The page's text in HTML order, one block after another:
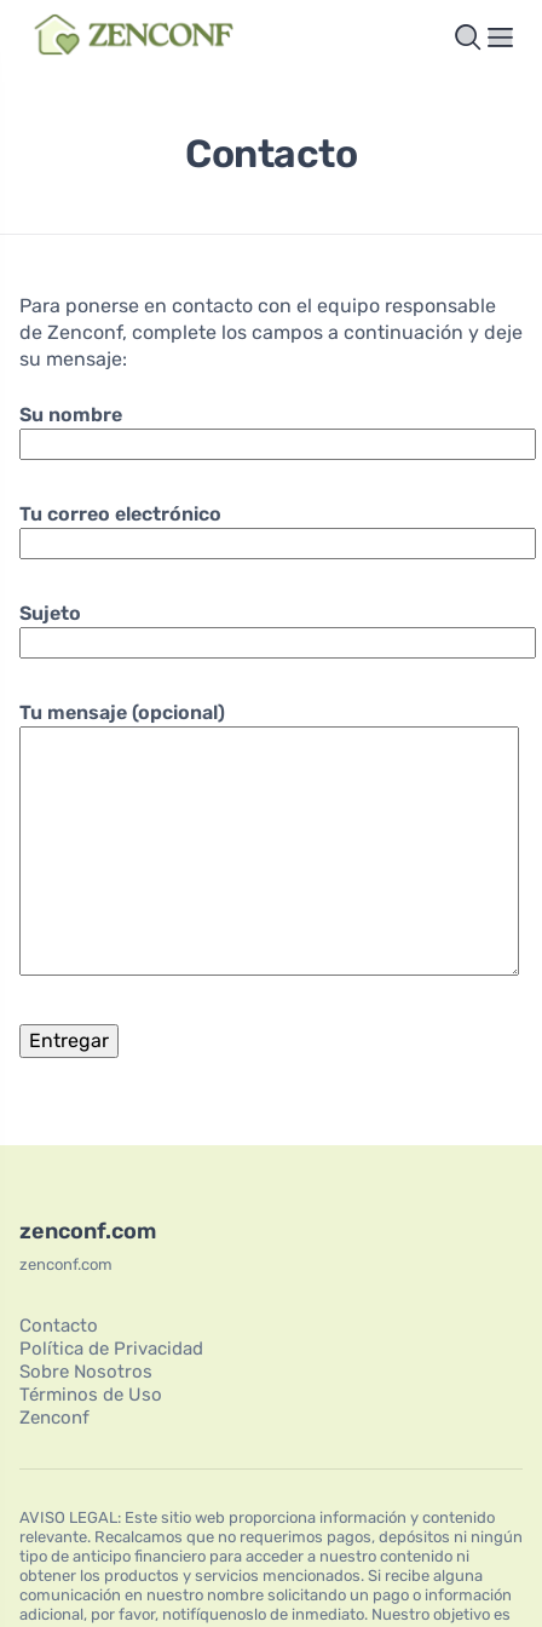
Contacto
Para ponerse en contacto con el equipo responsable
de Zenconf, complete los campos a continuación y deje
su mensaje:
Su nombre
Tu correo electrónico
Sujeto
Tu mensaje (opcional)
zenconf.com
zenconf.com
Contacto
Política de Privacidad
Sobre Nosotros
Términos de Uso
Zenconf
AVISO LEGAL: Este sitio web proporciona información y contenido
relevante. Recalcamos que no requerimos pagos, depósitos ni ningún
tipo de anticipo financiero para acceder a nuestro contenido ni
obtener los productos y servicios mencionados. Si recibe alguna
comunicación en nuestro nombre solicitando un pago o información
adicional, por favor, notifíquenoslo de inmediato. Nuestro objetivo es